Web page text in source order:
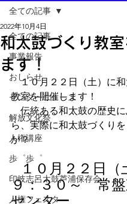
全ての記事
事業報告
おしらせ
センターニュース
解放文化祭
人権講座
歩゜歩゜
印岐志呂太鼓芦浦保存会
人権フェスタ
全ての記事
和太鼓づくり教
ます！
2022年10月4日
１０月２２日（土）に和
教室を開催します！
伝統ある和太鼓の歴史
ら、実際に和太鼓づくり
か？
１０月２２日
９：３０～　常